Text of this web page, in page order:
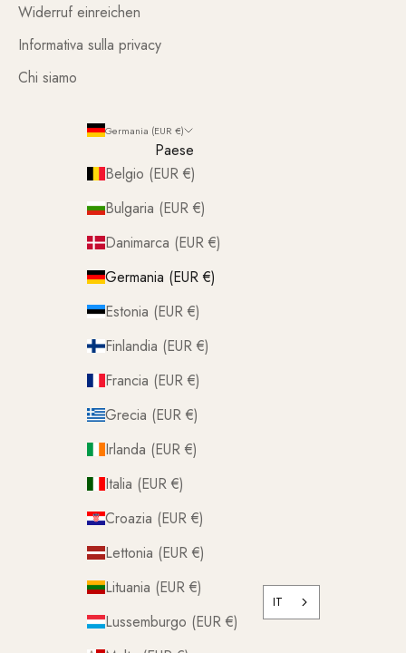
Widerruf einreichen
Informativa sulla privacy
Chi siamo
Germania (EUR €)
Paese
Belgio (EUR €)
Bulgaria (EUR €)
Danimarca (EUR €)
Germania (EUR €)
Estonia (EUR €)
Finlandia (EUR €)
Francia (EUR €)
Grecia (EUR €)
Irlanda (EUR €)
Italia (EUR €)
Croazia (EUR €)
Lettonia (EUR €)
Lituania (EUR €)
Lussemburgo (EUR €)
IT